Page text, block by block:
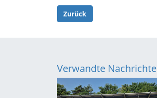
Zurück
Verwandte